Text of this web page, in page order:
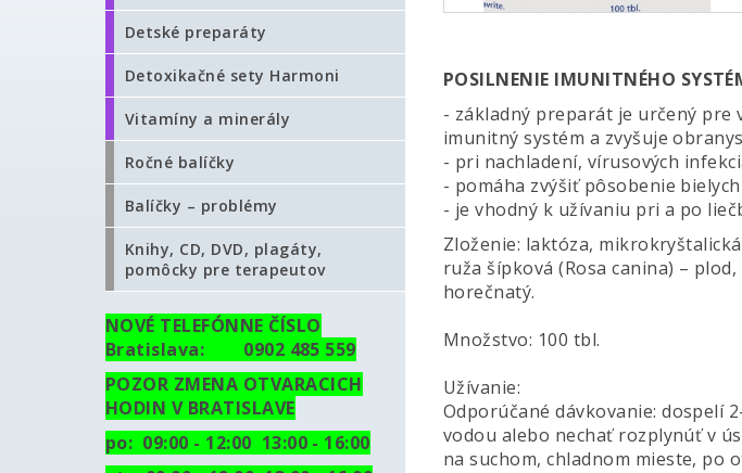
POSILNENIE IMUNITNÉHO
- základný preparát je určený pre
imunitný systém a zvyšuje
- pri nachladení, vírusových
- pomáha zvýšiť pôsobenie
- je vhodný k užívaniu pri a po
Zloženie: laktóza,
ruža šípková (Rosa canina) –
horečnatý.
Množstvo: 100 tbl.
Užívanie:
Odporúčané dávkovanie: dospelí
vodou alebo nechať rozplynúť v
na suchom, chladnom mieste, po
Detské preparáty
Detoxikačné sety Harmoni
Vitamíny a minerály
Ročné balíčky
Balíčky – problémy
Knihy, CD, DVD, plagáty,
pomôcky pre terapeutov
NOVÉ TELEFÓNNE ČÍSLO
Bratislava: 0902 485 559
POZOR ZMENA OTVARACICH
HODIN V BRATISLAVE
po: 09:00 - 12:00 13:00 - 16:00